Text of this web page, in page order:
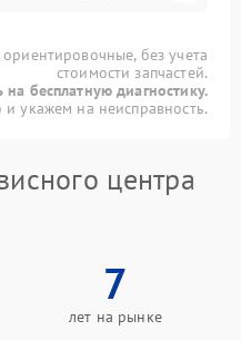
без учета
стоимости запчастей.
на бесплатную диагностику.
укажем на неисправность.
центра
7
лет на рынке